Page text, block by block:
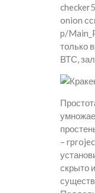
onion
p/
только
ВТС,
–
скрыто